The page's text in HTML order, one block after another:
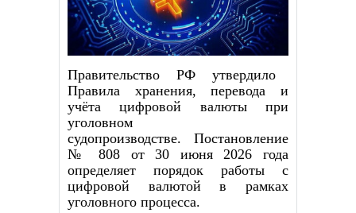
Правительство РФ утвердило
Правила хранения, перевода и
учёта цифровой валюты при
уголовном
судопроизводстве. Постановление
№ 808 от 30 июня 2026 года
определяет порядок работы с
цифровой валютой в рамках
уголовного процесса.